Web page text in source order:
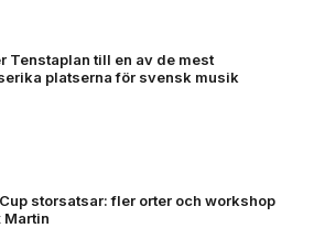
Tenstaplan till en av de mest
platserna för svensk musik
storsatsar: fler orter och workshop
Martin